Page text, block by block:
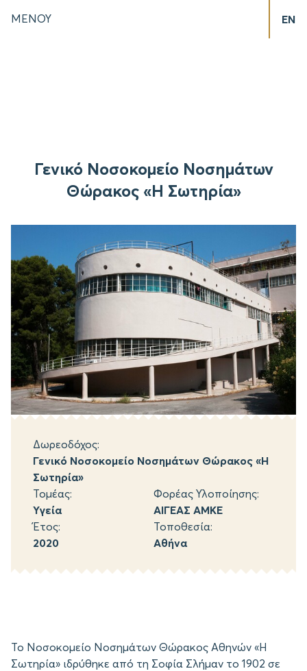
ΜΕΝΟΥ EN
Γενικό Νοσοκομείο Νοσημάτων
Θώρακος «Η Σωτηρία»
Δωρεοδόχος:
Γενικό Νοσοκομείο Νοσημάτων Θώρακος «Η
Σωτηρία»
Τομέας:
Υγεία
Φορέας Υλοποίησης:
ΑΙΓΕΑΣ ΑΜΚΕ
Έτος:
2020
Τοποθεσία:
Αθήνα
Το Νοσοκομείο Νοσημάτων Θώρακος Αθηνών «Η
Σωτηρία» ιδρύθηκε από τη Σοφία Σλήμαν το 1902 σε